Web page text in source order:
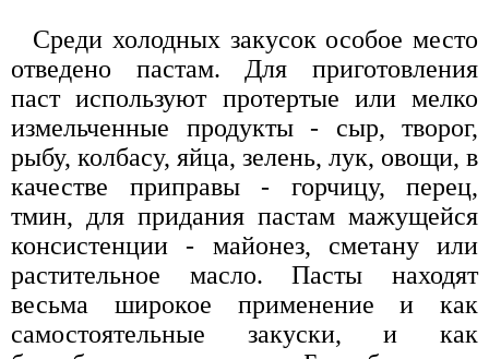
Среди холодных закусок особое место
отведено пастам. Для приготовления
паст используют протертые или мелко
измельченные продукты - сыр, творог,
рыбу, колбасу, яйца, зелень, лук, овощи, в
качестве приправы - горчицу, перец,
тмин, для придания пастам мажущейся
консистенции - майонез, сметану или
растительное масло. Пасты находят
весьма широкое применение и как
самостоятельные закуски, и как